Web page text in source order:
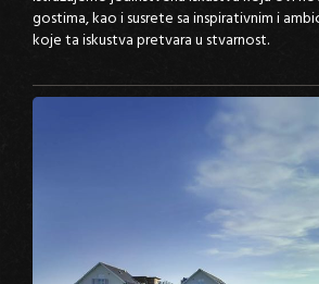
gostima, kao i susrete sa inspirativnim i
koje ta iskustva pretvara u stvarnost.